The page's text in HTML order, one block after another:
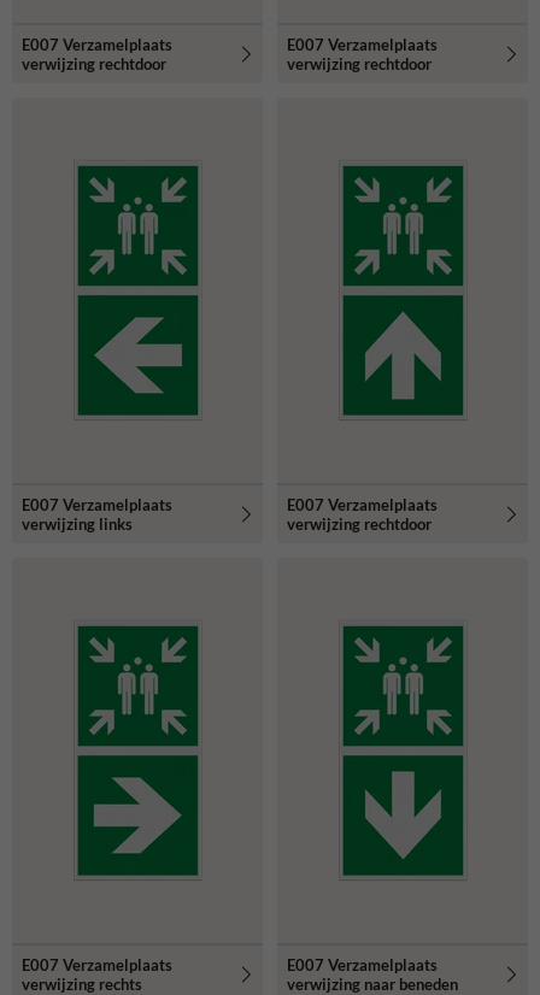
E007 Verzamelplaats
verwijzing rechtdoor
E007 Verzamelplaats
verwijzing rechtdoor
E007 Verzamelplaats
verwijzing links
E007 Verzamelplaats
verwijzing rechtdoor
E007 Verzamelplaats
verwijzing rechts
E007 Verzamelplaats
verwijzing naar beneden